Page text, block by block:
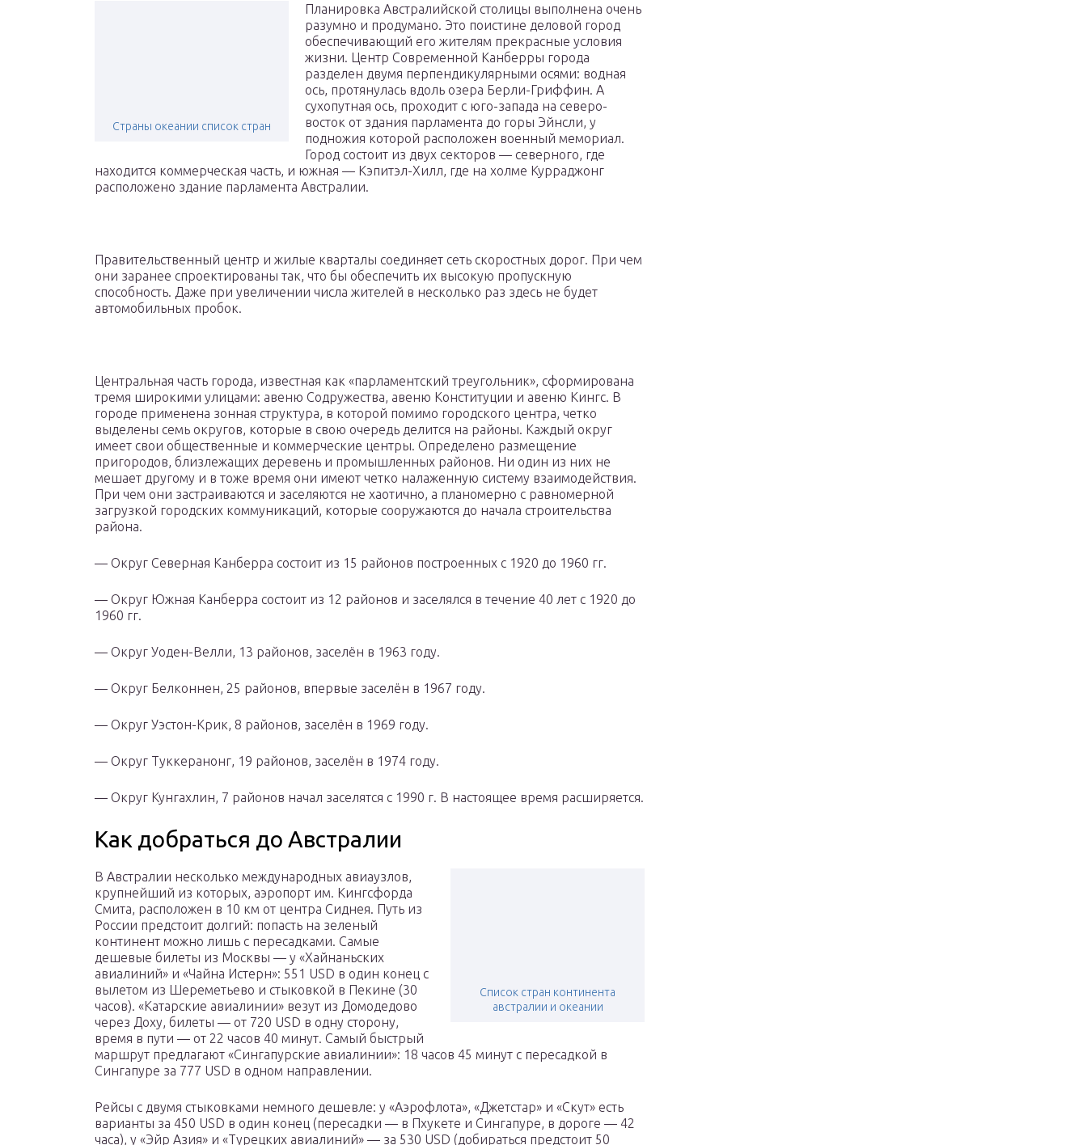
Страны океании список стран
Планировка Австралийской столицы выполнена очень
разумно и продумано. Это поистине деловой город
обеспечивающий его жителям прекрасные условия
жизни. Центр Современной Канберры города
разделен двумя перпендикулярными осями: водная
ось, протянулась вдоль озера Берли-Гриффин. А
сухопутная ось, проходит с юго-запада на северо-
восток от здания парламента до горы Эйнсли, у
подножия которой расположен военный мемориал.
Город состоит из двух секторов — северного, где
находится коммерческая часть, и южная — Кэпитэл-Хилл, где на холме Курраджонг
расположено здание парламента Австралии.
Правительственный центр и жилые кварталы соединяет сеть скоростных дорог. При чем
они заранее спроектированы так, что бы обеспечить их высокую пропускную
способность. Даже при увеличении числа жителей в несколько раз здесь не будет
автомобильных пробок.
Центральная часть города, известная как «парламентский треугольник», сформирована
тремя широкими улицами: авеню Содружества, авеню Конституции и авеню Кингс. В
городе применена зонная структура, в которой помимо городского центра, четко
выделены семь округов, которые в свою очередь делится на районы. Каждый округ
имеет свои общественные и коммерческие центры. Определено размещение
пригородов, близлежащих деревень и промышленных районов. Ни один из них не
мешает другому и в тоже время они имеют четко налаженную систему взаимодействия.
При чем они застраиваются и заселяются не хаотично, а планомерно с равномерной
загрузкой городских коммуникаций, которые сооружаются до начала строительства
района.
— Округ Северная Канберра состоит из 15 районов построенных с 1920 до 1960 гг.
— Округ Южная Канберра состоит из 12 районов и заселялся в течение 40 лет с 1920 до
1960 гг.
— Округ Уоден-Велли, 13 районов, заселён в 1963 году.
— Округ Белконнен, 25 районов, впервые заселён в 1967 году.
— Округ Уэстон-Крик, 8 районов, заселён в 1969 году.
— Округ Туккеранонг, 19 районов, заселён в 1974 году.
— Округ Кунгахлин, 7 районов начал заселятся с 1990 г. В настоящее время расширяется.
Как добраться до Австралии
Список стран континента
австралии и океании
В Австралии несколько международных авиаузлов,
крупнейший из которых, аэропорт им. Кингсфорда
Смита, расположен в 10 км от центра Сиднея. Путь из
России предстоит долгий: попасть на зеленый
континент можно лишь с пересадками. Самые
дешевые билеты из Москвы — у «Хайнаньских
авиалиний» и «Чайна Истерн»: 551 USD в один конец с
вылетом из Шереметьево и стыковкой в Пекине (30
часов). «Катарские авиалинии» везут из Домодедово
через Доху, билеты — от 720 USD в одну сторону,
время в пути — от 22 часов 40 минут. Самый быстрый
маршрут предлагают «Сингапурские авиалинии»: 18 часов 45 минут с пересадкой в
Сингапуре за 777 USD в одном направлении.
Рейсы с двумя стыковками немного дешевле: у «Аэрофлота», «Джетстар» и «Скут» есть
варианты за 450 USD в один конец (пересадки — в Пхукете и Сингапуре, в дороге — 42
часа), у «Эйр Азия» и «Турецких авиалиний» — за 530 USD (добираться предстоит 50